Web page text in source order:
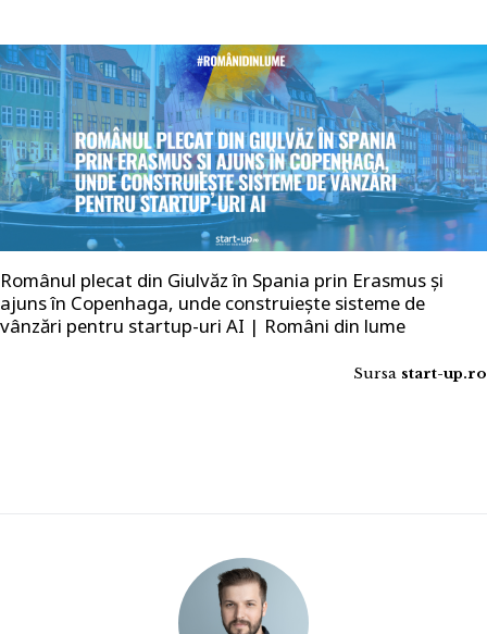
Românul plecat din Giulvăz în Spania prin Erasmus și
ajuns în Copenhaga, unde construiește sisteme de
vânzări pentru startup-uri AI | Români din lume
Sursa start-up.ro